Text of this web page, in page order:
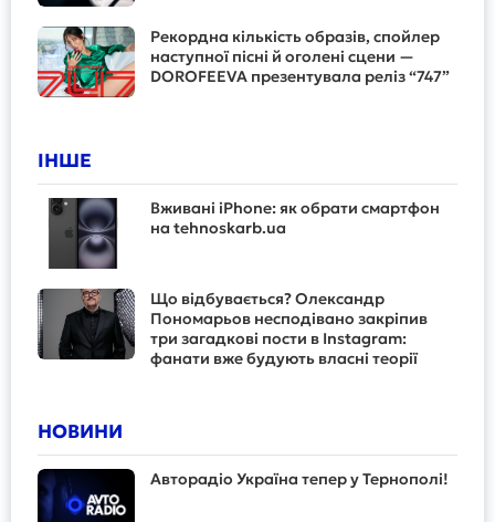
Рекордна кількість образів, спойлер
наступної пісні й оголені сцени —
DOROFEEVA презентувала реліз “747”
ІНШЕ
Вживані iPhone: як обрати смартфон
на tehnoskarb.ua
Що відбувається? Олександр
Пономарьов несподівано закріпив
три загадкові пости в Instagram:
фанати вже будують власні теорії
НОВИНИ
Авторадіо Україна тепер у Тернополі!